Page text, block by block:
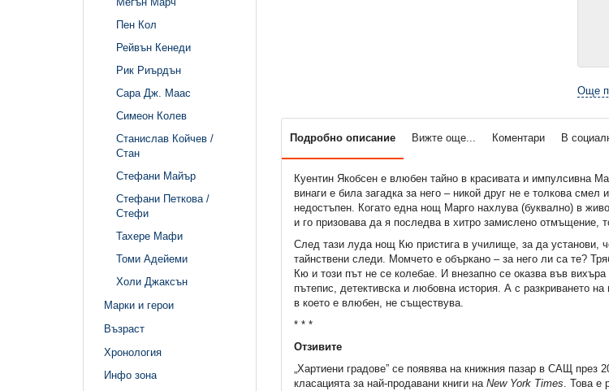
Пен Кол
Рейвън Кенеди
Рик Риърдън
Сара Дж. Маас
Симеон Колев
Станислав Койчев /
Стан
Стефани Майър
Стефани Петкова /
Стефи
Тахере Мафи
Томи Адейеми
Холи Джаксън
Марки и герои
Възраст
Хронология
Инфо зона
Още
Подробно описание Вижте още... Коментари В
Куентин Якобсен е влюбен тайно в красивата и импулсивна
винаги е била загадка за него – никой друг не е толкова
недостъпен. Когато една нощ Марго нахлува (буквално) в
и го призовава да я последва в хитро замислено отмъщение,
След тази луда нощ Кю пристига в училище, за да установи,
тайнствени следи. Момчето е объркано – за него ли са те?
Кю и този път не се колебае. И внезапно се оказва във
пътепис, детективска и любовна история. А с разкриването
в което е влюбен, не съществува.
* * *
Отзивите
„Хартиени градове” се появява на книжния пазар в САЩ през
класацията за най-продавани книги на New York Times. Това е